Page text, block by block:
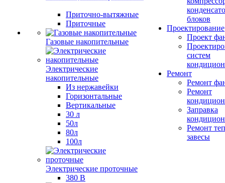
Приточно-вытяжные
Приточные
Газовые накопительные
Электрические
накопительные
Из нержавейки
Горизонтальные
Вертикальные
30 л
50л
80л
100л
Электрические проточные
380 В
блоков
Проектирование
Проект
систем
Ремонт
Ремонт
Ремонт
Заправка
Ремонт
завесы